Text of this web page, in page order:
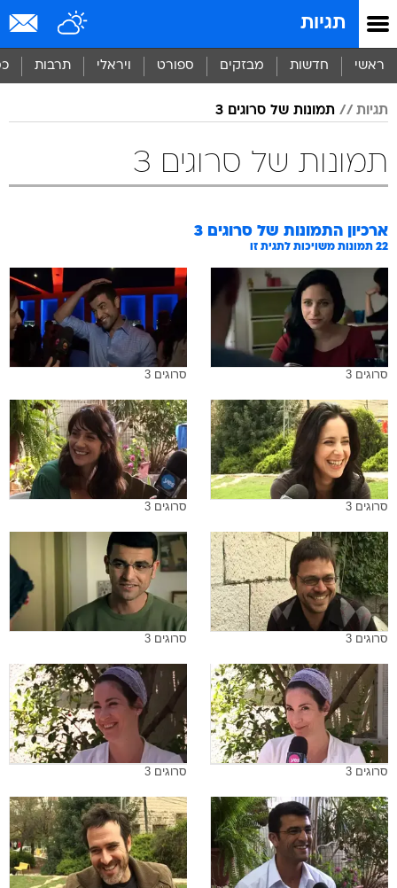
תגיות
ראשי חדשות מבזקים ספורט ויראלי תרבות
תגיות תמונות של סרוגים 3
תמונות של סרוגים 3
ארכיון התמונות של סרוגים 3
22 תמונות משויכות לתגית זו
סרוגים 3 סרוגים 3
סרוגים 3 סרוגים 3
סרוגים 3 סרוגים 3
סרוגים 3 סרוגים 3